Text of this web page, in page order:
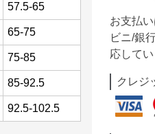
57.5-65
65-75
75-85
85-92.5
92.5-102.5
お支払
ビニ/銀
応してい
クレジ